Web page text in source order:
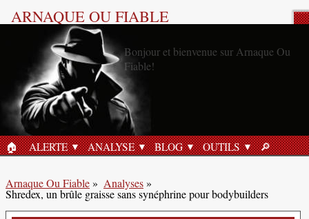
ARNAQUE OU FIABLE
ACCUEIL
🏠︎ ALERTE ANALYSE BLOG OUTILS 🔎︎
Arnaque Ou Fiable» Analyses»
Shredex, un brûle graisse sans synéphrine pour bodybuilders